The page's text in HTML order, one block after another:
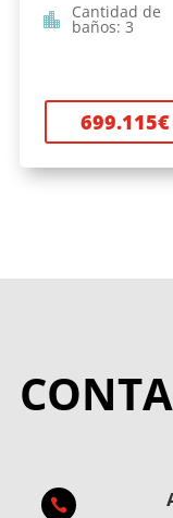
Cantidad de
baños: 3
699.115€
